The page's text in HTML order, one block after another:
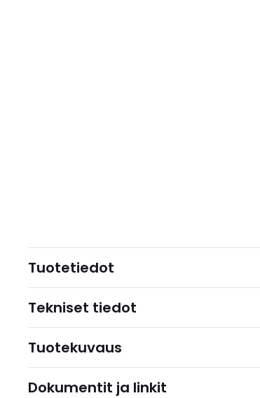
Tuotetiedot
Tekniset tiedot
Tuotekuvaus
Dokumentit ja linkit